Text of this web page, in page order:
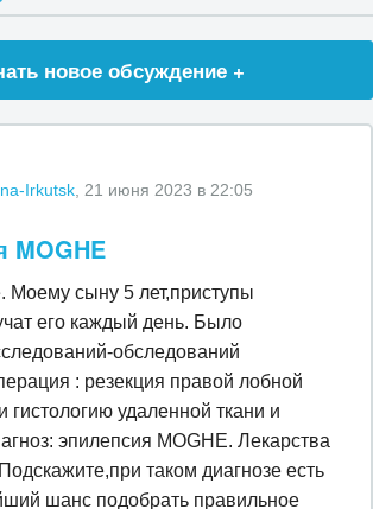
новое обсуждение +
Irkutsk , 21 июня 2023 в 22:05
MOGHE
Моему сыну 5 лет,приступы
его каждый день. Было
обследований
: резекция правой лобной
гистологию удаленной ткани и
эпилепсия MOGHE. Лекарства
таком диагнозе есть
шанс подобрать правильное